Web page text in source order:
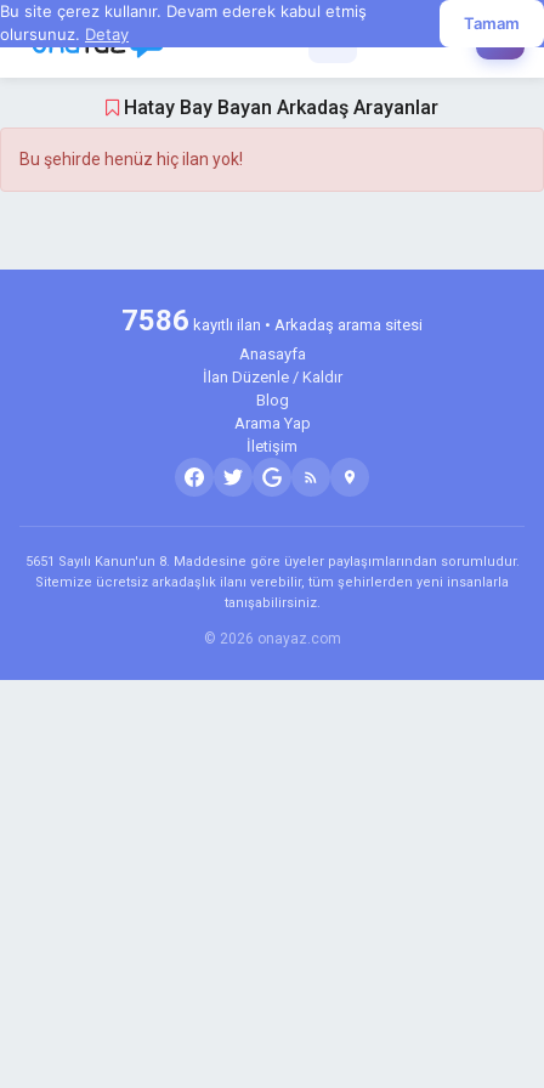
Bu site çerez kullanır. Devam ederek kabul etmiş
olursunuz. Detay
Tamam
Hatay Bay Bayan Arkadaş Arayanlar
Bu şehirde henüz hiç ilan yok!
7586 kayıtlı ilan • Arkadaş arama sitesi
Anasayfa
İlan Düzenle / Kaldır
Blog
Arama Yap
İletişim
5651 Sayılı Kanun'un 8. Maddesine göre üyeler paylaşımlarından sorumludur.
Sitemize ücretsiz arkadaşlık ilanı verebilir, tüm şehirlerden yeni insanlarla
tanışabilirsiniz.
© 2026 onayaz.com